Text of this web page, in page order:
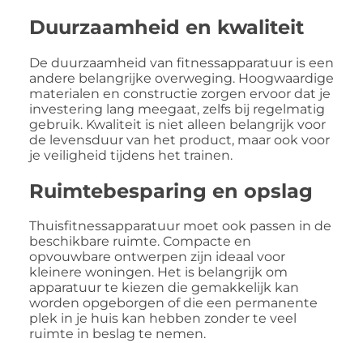
Duurzaamheid en kwaliteit
De duurzaamheid van fitnessapparatuur is een
andere belangrijke overweging. Hoogwaardige
materialen en constructie zorgen ervoor dat je
investering lang meegaat, zelfs bij regelmatig
gebruik. Kwaliteit is niet alleen belangrijk voor
de levensduur van het product, maar ook voor
je veiligheid tijdens het trainen.
Ruimtebesparing en opslag
Thuisfitnessapparatuur moet ook passen in de
beschikbare ruimte. Compacte en
opvouwbare ontwerpen zijn ideaal voor
kleinere woningen. Het is belangrijk om
apparatuur te kiezen die gemakkelijk kan
worden opgeborgen of die een permanente
plek in je huis kan hebben zonder te veel
ruimte in beslag te nemen.